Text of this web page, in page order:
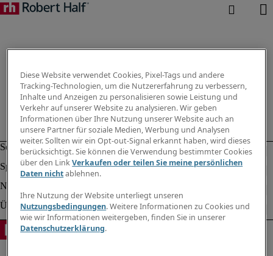
Diese Website verwendet Cookies, Pixel-Tags und andere
Tracking-Technologien, um die Nutzererfahrung zu verbessern,
Inhalte und Anzeigen zu personalisieren sowie Leistung und
Verkehr auf unserer Website zu analysieren. Wir geben
Informationen über Ihre Nutzung unserer Website auch an
unsere Partner für soziale Medien, Werbung und Analysen
weiter. Sollten wir ein Opt-out-Signal erkannt haben, wird dieses
berücksichtigt. Sie können die Verwendung bestimmter Cookies
über den LinkVerkaufen oder teilen Sie meine persönlichen
Daten nichtablehnen.
Ihre Nutzung der Website unterliegt unseren
Nutzungsbedingungen. Weitere Informationen zu Cookies und
wie wir Informationen weitergeben, finden Sie in unserer
Datenschutzerklärung.